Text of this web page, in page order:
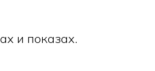
и показах.